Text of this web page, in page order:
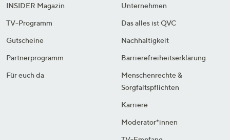
INSIDER Magazin
TV-Programm
Gutscheine
Partnerprogramm
Für euch da
Unternehmen
Das alles ist QVC
Nachhaltigkeit
Barrierefreiheitserklärung
Menschenrechte &
Sorgfaltspflichten
Karriere
Moderator*innen